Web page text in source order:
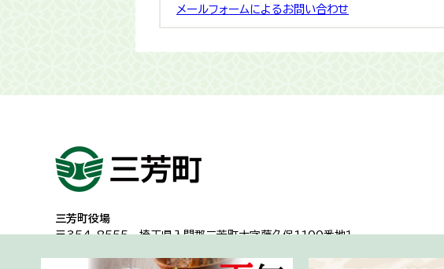
メールフォームによるお問い合わせ
三芳町役場
〒354-8555埼玉県入間郡三芳町大字藤久保1100番地１